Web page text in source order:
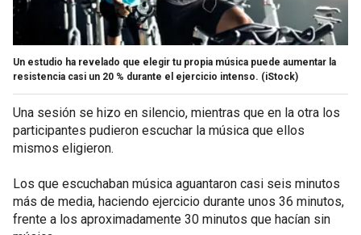
Un estudio ha revelado que elegir tu propia música puede aumentar la
resistencia casi un 20 % durante el ejercicio intenso. (iStock)
Una sesión se hizo en silencio, mientras que en la otra los
participantes pudieron escuchar la música que ellos
mismos eligieron.
Los que escuchaban música aguantaron casi seis minutos
más de media, haciendo ejercicio durante unos 36 minutos,
frente a los aproximadamente 30 minutos que hacían sin